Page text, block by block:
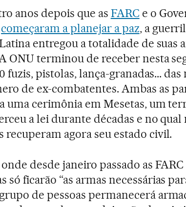
anos depois que as FARC e o
começaram a planejar a paz, a
entregou a totalidade de suas
ONU terminou de receber nesta
fuzis, pistolas, lança-granadas... das
de ex-combatentes. Ambas as
uma cerimônia em Mesetas, um
a lei durante décadas e no qual
recuperam agora seu estado civil.
onde desde janeiro passado as
só ficarão “as armas necessárias
de pessoas permanecerá